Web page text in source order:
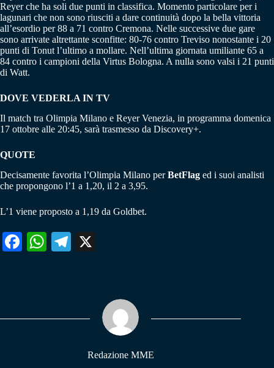
Reyer che ha soli due punti in classifica. Momento particolare per i
lagunari che non sono riusciti a dare continuità dopo la bella vittoria
all’esordio per 88 a 71 contro Cremona. Nelle successive due gare
sono arrivate altrettante sconfitte: 80-76 contro Treviso nonostante i 20
punti di Tonut l’ultimo a mollare. Nell’ultima giornata umiliante 65 a
84 contro i campioni della Virtus Bologna. A nulla sono valsi i 21 punti
di Watt.
DOVE VEDERLA IN TV
Il match tra Olimpia Milano e Reyer Venezia, in programma domenica
17 ottobre alle 20:45, sarà trasmesso da Discovery+.
QUOTE
Decisamente favorita l’Olimpia Milano perBetFlag ed i suoi analisti
che propongono l’1 a 1,20, il 2 a 3,95.
L’1 viene proposto a 1,19 da Goldbet.
Fa W
pp
Te
m
Redazione MME